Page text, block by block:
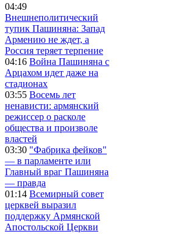
04:49
Внешнеполитический
тупик Пашиняна: Запад
Армению не ждет, а
Россия теряет терпение
04:16 Война Пашиняна с
Арцахом идет даже на
стадионах
03:55 Восемь лет
ненависти: армянский
режиссер о расколе
общества и произволе
властей
03:30 "Фабрика фейков"
— в парламенте или
Главный враг Пашиняна
— правда
01:14 Всемирный совет
церквей выразил
поддержку Армянской
Апостольской Церкви